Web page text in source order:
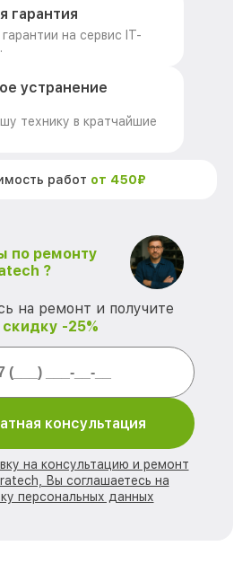
гарантия
на сервис IT-
устранение
технику в кратчайшие
работ от 450₽
по ремонту
?
на ремонт и получите
скидку -25%
консультация
на консультацию и ремонт
Вы соглашаетесь на
персональных данных